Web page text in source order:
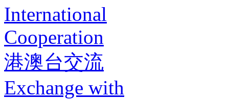
International
Cooperation
港澳台交流
Exchange with